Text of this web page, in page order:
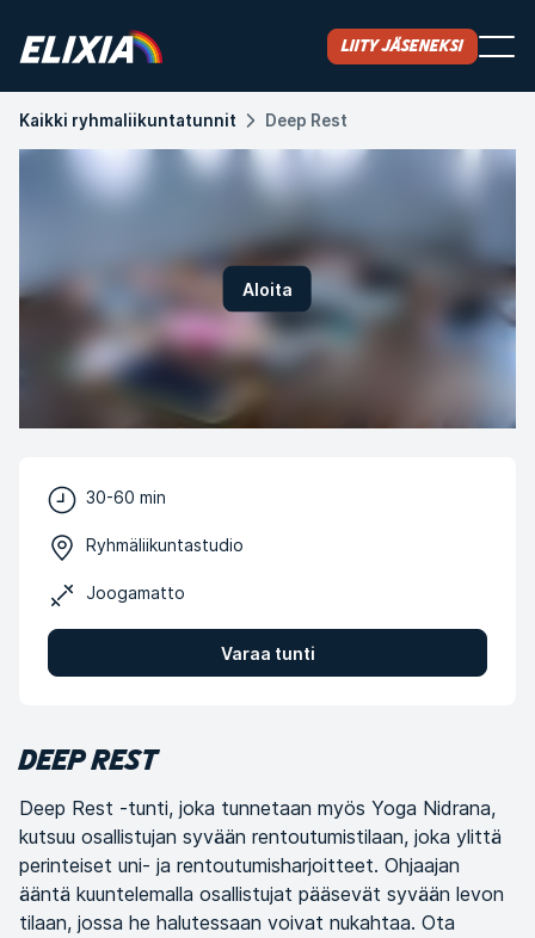
Liity jäseneksi
Kaikki ryhmaliikuntatunnit Deep Rest
Aloita
30-60 min
Ryhmäliikuntastudio
Joogamatto
Varaa tunti
DEEP REST
Deep Rest -tunti, joka tunnetaan myös Yoga Nidrana,
kutsuu osallistujan syvään rentoutumistilaan, joka ylittä
perinteiset uni- ja rentoutumisharjoitteet. Ohjaajan
ääntä kuuntelemalla osallistujat pääsevät syvään levon
tilaan, jossa he halutessaan voivat nukahtaa. Ota